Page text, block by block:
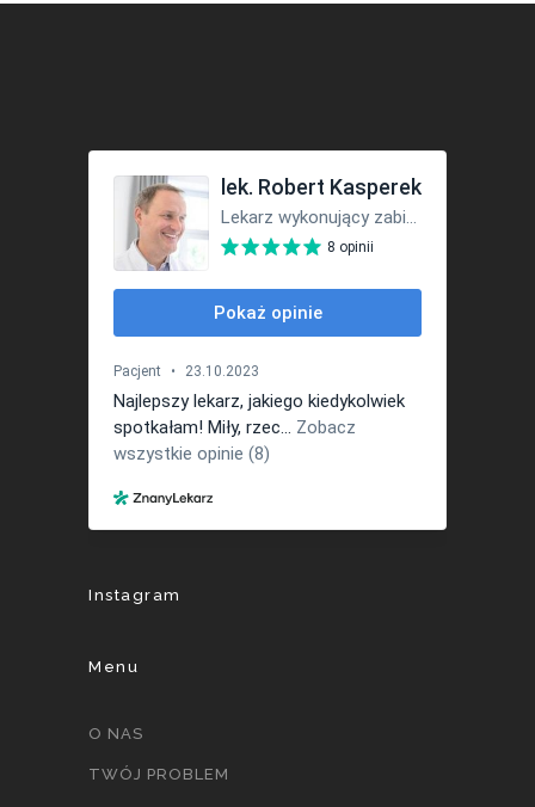
Instagram
Menu
O NAS
TWÓJ PROBLEM